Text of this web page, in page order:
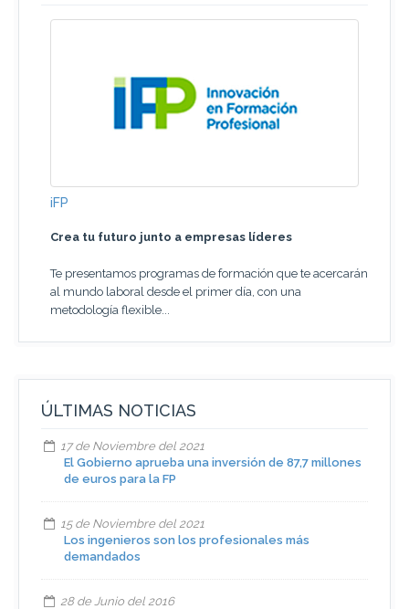
iFP
Crea tu futuro junto a empresas líderes
Te presentamos programas de formación que te acercarán
al mundo laboral desde el primer día, con una
metodología flexible...
ÚLTIMAS NOTICIAS
17 de Noviembre del 2021
El Gobierno aprueba una inversión de 87,7 millones
de euros para la FP
15 de Noviembre del 2021
Los ingenieros son los profesionales más
demandados
28 de Junio del 2016